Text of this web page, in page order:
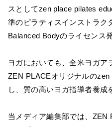
スとしてzen place pilates
準のピラティスインストラク
Balanced Bodyのライセンス
ヨガにおいても、全米ヨガア
ZEN PLACEオリジナルの
し、質の高いヨガ指導者養成
当メディア編集部では、ZEN